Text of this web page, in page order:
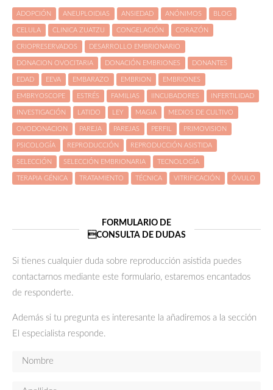
ADOPCIÓN ANEUPLOIDIAS ANSIEDAD ANÓNIMOS BLOG
CELULA CLINICA ZUATZU CONGELACIÓN CORAZÓN
CRIOPRESERVADOS DESARROLLO EMBRIONARIO
DONACION OVOCITARIA DONACIÓN EMBRIONES DONANTES
EDAD EEVA EMBARAZO EMBRION EMBRIONES
EMBRYOSCOPE ESTRÉS FAMILIAS IINCUBADORES INFERTILIDAD
INVESTIGACIÓN LATIDO LEY MAGIA MEDIOS DE CULTIVO
OVODONACION PAREJA PAREJAS PERFIL PRIMOVISION
PSICOLOGÍA REPRODUCCIÓN REPRODUCCIÓN ASISTIDA
SELECCIÓN SELECCIÓN EMBRIONARIA TECNOLOGÍA
TERAPIA GÉNICA TRATAMIENTO TÉCNICA VITRIFICACIÓN ÓVULO
FORMULARIO DE
CONSULTA DE DUDAS
ver
más
Si tienes cualquier duda sobre reproducción asistida puedes
contactarnos mediante este formulario, estaremos encantados
de responderte.
Además si tu pregunta es interesante la añadiremos a la sección
El especialista responde.